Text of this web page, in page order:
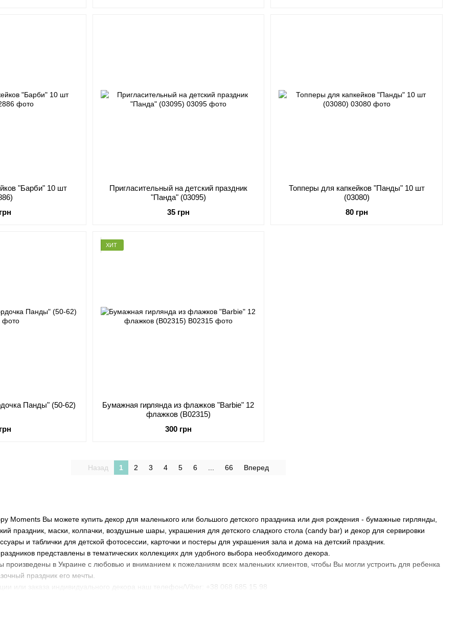
Moments Вы можете купить декор для маленького или большого детского праздника или дня рождения - бумажные гирлянды,
праздник, маски, колпачки, воздушные шары, украшения для детского сладкого стола (candy bar) и декор для сервировки
и таблички для детской фотосессии, карточки и постеры для украшения зала и дома на детский праздник.
представлены в тематических коллекциях для удобного выбора необходимого декора.
произведены в Украине с любовью и вниманием к пожеланиям всех маленьких клиентов, чтобы Вы могли устроить для ребенка
праздник его мечты.
или заказа индивидуального декора наш телефон/Viber: +38 068 685 15 98
"Барби" 10 шт
Пригласительный на детский праздник
"Панда" (03095)
35 грн
Топперы для капкейков "Панды" 10 шт
(03080)
80 грн
Панды" (50-62)
ХИТ
Бумажная гирлянда из флажков "Barbie" 12
флажков (B02315)
300 грн
Назад 1 2 3 4 5 6 66 Вперед